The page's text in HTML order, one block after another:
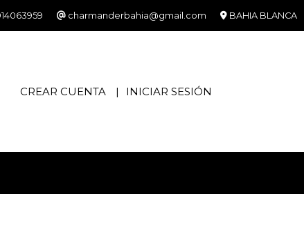
charmanderbahia@gmail.com BAHIA BLANCA
CREAR CUENTA INICIAR SESIÓN